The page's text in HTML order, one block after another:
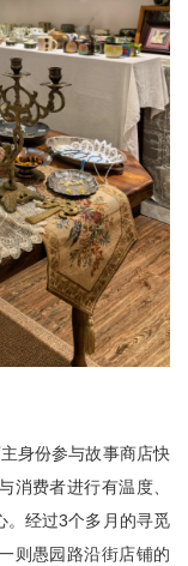
身份参与故事商店快
消费者进行有温度、
。经过3个多月的寻觅
则愚园路沿街店铺的